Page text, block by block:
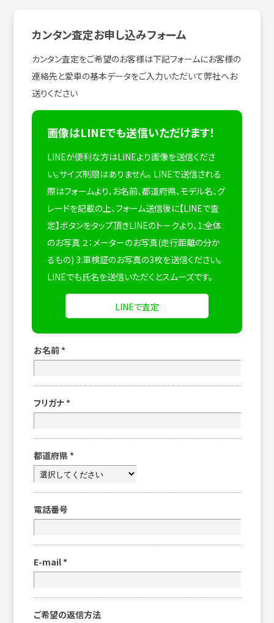
カンタン査定お申し込みフォーム
カンタン査定をご希望のお客様は下記フォームにお客様の
連絡先と愛車の基本データをご入力いただいて弊社へお
送りください
画像はLINEでも送信いただけます！
LINEが便利な方はLINEより画像を送信くださ
い。サイズ制限はありません。 LINEで送信される
際はフォームより、お名前、都道府県、モデル名、グ
レードを記載の上、フォーム送信後に【LINEで査
定】ボタンをタップ頂きLINEのトークより、1:全体
のお写真 ２：メーターのお写真(走行距離の分か
るもの) 3:車検証のお写真の3枚を送信ください。
LINEでも氏名を送信いただくとスムーズです。
LINEで査定
お名前 *
フリガナ *
都道府県 *
電話番号
E-mail *
ご希望の返信方法